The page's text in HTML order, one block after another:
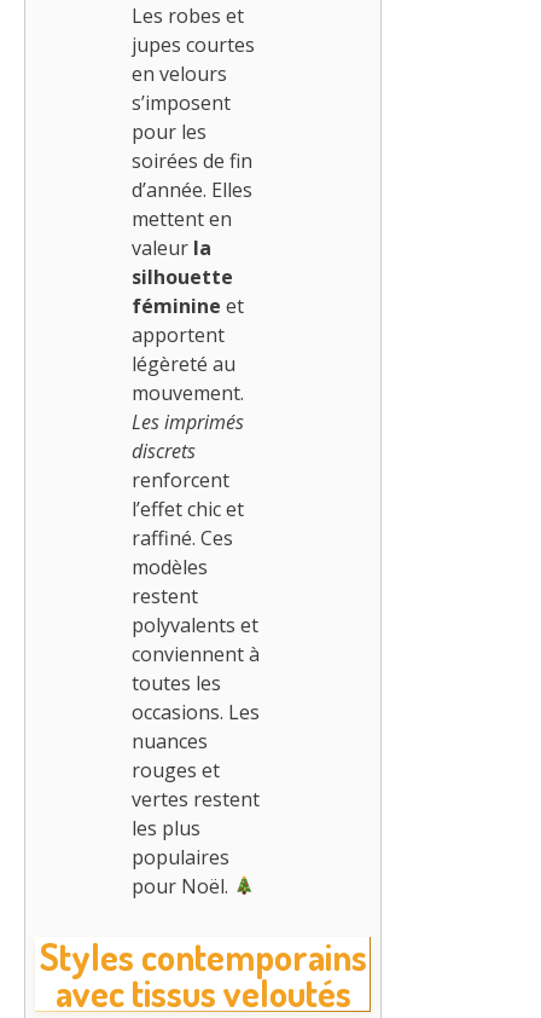
Les robes et
jupes courtes
en velours
s’imposent
pour les
soirées de fin
d’année. Elles
mettent en
valeur la
silhouette
féminine et
apportent
légèreté au
mouvement.
Les imprimés
discrets
renforcent
l’effet chic et
raffiné. Ces
modèles
restent
polyvalents et
conviennent à
toutes les
occasions. Les
nuances
rouges et
vertes restent
les plus
populaires
pour Noël.
Styles contemporains
avec tissus veloutés